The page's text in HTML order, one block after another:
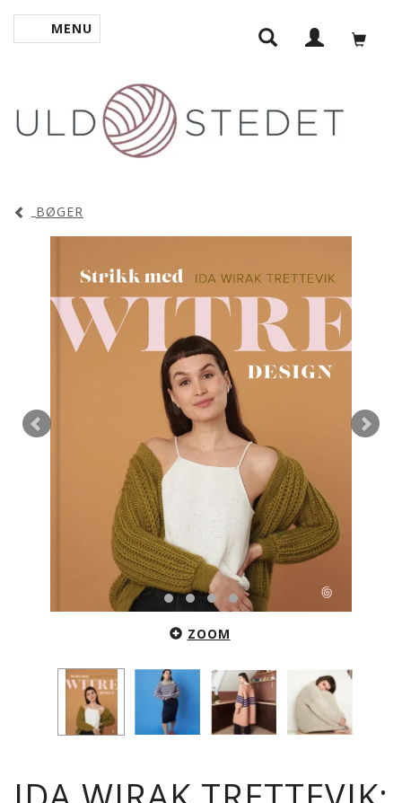
SKIFTE NAVIGATION
MENU
BØGER
ZOOM